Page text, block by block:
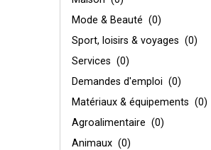
Mode & Beauté (0)
Sport, loisirs & voyages (0)
Services (0)
Demandes d'emploi (0)
Matériaux & équipements (0)
Agroalimentaire (0)
Animaux (0)